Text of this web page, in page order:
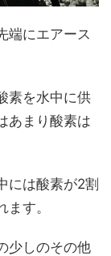
端にエアース
素を水中に供
あまり酸素は
には酸素が2割
す。
少しのその他